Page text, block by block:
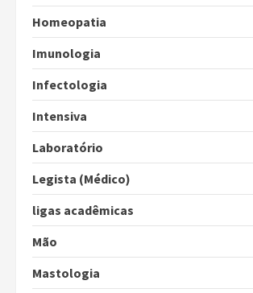
Homeopatia
Imunologia
Infectologia
Intensiva
Laboratório
Legista (Médico)
ligas acadêmicas
Mão
Mastologia